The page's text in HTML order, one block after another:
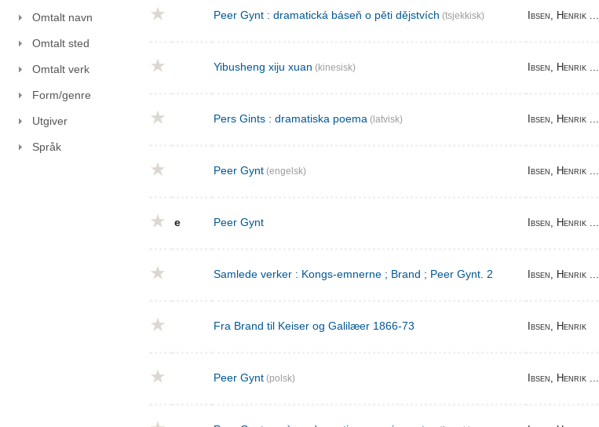
Omtalt navn
Omtalt sted
Omtalt verk
Form/genre
Utgiver
Språk
Peer Gynt : dramatická báseň o pěti dějstvích (tsjekkisk) Ibsen, Henrik ...
Yibusheng xiju xuan (kinesisk) Ibsen, Henrik ...
Pers Gints : dramatiska poema (latvisk) Ibsen, Henrik ...
Peer Gynt (engelsk) Ibsen, Henrik ...
e Peer Gynt Ibsen, Henrik ...
Samlede verker : Kongs-emnerne ; Brand ; Peer Gynt. 2 Ibsen, Henrik ...
Fra Brand til Keiser og Galilæer 1866-73 Ibsen, Henrik
Peer Gynt (polsk) Ibsen, Henrik ...